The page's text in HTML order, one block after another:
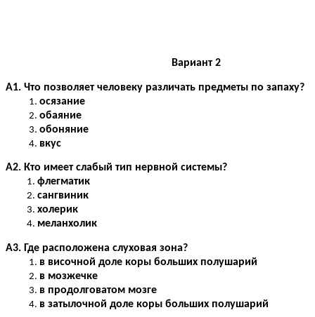
Вариант 2
А1. Что позволяет человеку различать предметы по запаху?
осязание
обаяние
обоняние
вкус
А2. Кто имеет слабый тип нервной системы?
флегматик
сангвиник
холерик
меланхолик
А3. Где расположена слуховая зона?
в височной доле коры больших полушарий
в мозжечке
в продолговатом мозге
в затылочной доле коры больших полушарий